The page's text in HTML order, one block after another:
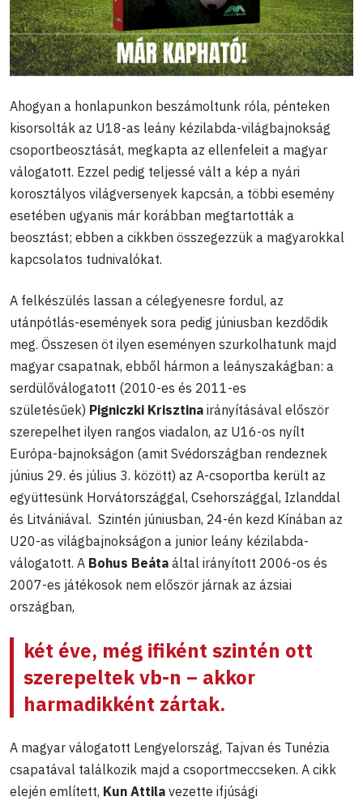
Ahogyan a honlapunkon beszámoltunk róla, pénteken
kisorsolták az U18-as leány kézilabda-világbajnokság
csoportbeosztását, megkapta az ellenfeleit a magyar
válogatott. Ezzel pedig teljessé vált a kép a nyári
korosztályos világversenyek kapcsán, a többi esemény
esetében ugyanis már korábban megtartották a
beosztást; ebben a cikkben összegezzük a magyarokkal
kapcsolatos tudnivalókat.
A felkészülés lassan a célegyenesre fordul, az
utánpótlás-események sora pedig júniusban kezdődik
meg. Összesen öt ilyen eseményen szurkolhatunk majd
magyar csapatnak, ebből hármon a leányszakágban: a
serdülőválogatott (2010-es és 2011-es
születésűek) Pigniczki Krisztina irányításával először
szerepelhet ilyen rangos viadalon, az U16-os nyílt
Európa-bajnokságon (amit Svédországban rendeznek
június 29. és július 3. között) az A-csoportba került az
együttesünk Horvátországgal, Csehországgal, Izlanddal
és Litvániával. Szintén júniusban, 24-én kezd Kínában az
U20-as világbajnokságon a junior leány kézilabda-
válogatott. A Bohus Beáta által irányított 2006-os és
2007-es játékosok nem először járnak az ázsiai
országban,
két éve, még ifiként szintén ott
szerepeltek vb-n – akkor
harmadikként zártak.
A magyar válogatott Lengyelország, Tajvan és Tunézia
csapatával találkozik majd a csoportmeccseken. A cikk
elején említett, Kun Attila vezette ifjúsági